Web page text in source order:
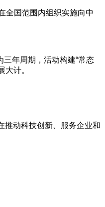
全国范围内组织实施向中
年周期，活动构建“常态
计。
动科技创新、服务企业和